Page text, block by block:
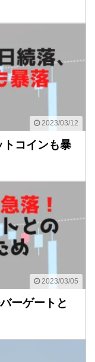
2023/03/12
コインも暴
2023/03/05
ーゲートと